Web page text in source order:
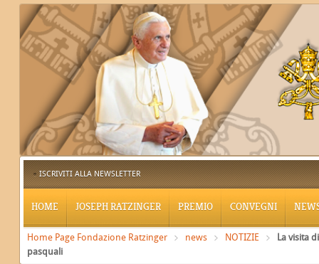
ISCRIVITI ALLA NEWSLETTER
HOME JOSEPH RATZINGER PREMIO CONVEGNI
Home Page Fondazione Ratzinger news NOTIZIE
La visita
pasquali